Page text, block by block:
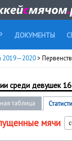
ДОКУМЕНТЫ
2019—2020>
среди девушек
таблица
мячи